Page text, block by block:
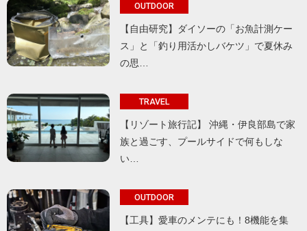
OUTDOOR
【自由研究】ダイソーの「お魚計測ケー
ス」と「釣り用活かしバケツ」で夏休み
の思…
TRAVEL
【リゾート旅行記】 沖縄・伊良部島で家
族と過ごす、プールサイドで何もしな
い…
OUTDOOR
【工具】愛車のメンテにも！8機能を集